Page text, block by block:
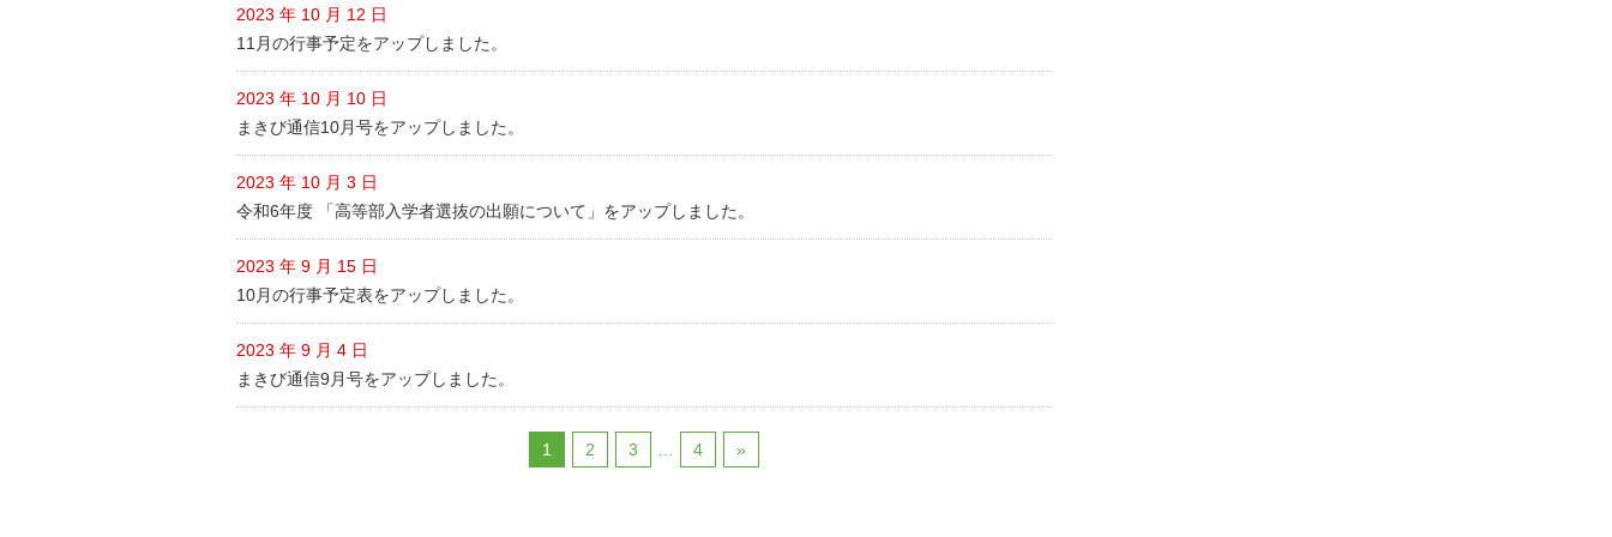
2023 年 10 月 12 日
11月の行事予定をアップしました。
2023 年 10 月 10 日
まきび通信10月号をアップしました。
2023 年 10 月 3 日
令和6年度 「高等部入学者選抜の出願について」をアップしました。
2023 年 9 月 15 日
10月の行事予定表をアップしました。
2023 年 9 月 4 日
まきび通信9月号をアップしました。
1 2 3 4 »